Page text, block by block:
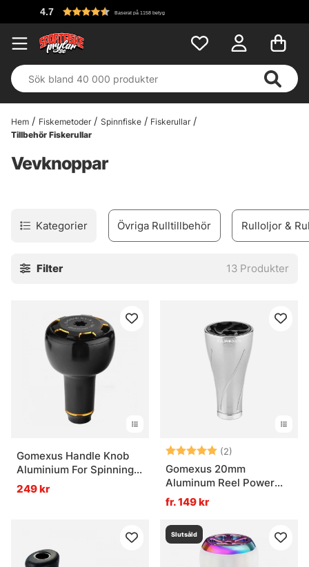
Baserat på 1158 betyg
Hem Fiskemetoder Spinnfiske
Fiskerullar
Tillbehör Fiskerullar
Vevknoppar
Kategorier Övriga Rulltillbehör Rulloljor &
Filter 13 Produkter
Gomexus Handle Knob
Aluminium For Spinning
Reel
249 kr
Betyg: (2)
Gomexus 20mm
Aluminum Reel Power
Knob
fr. 149 kr
Slutsåld